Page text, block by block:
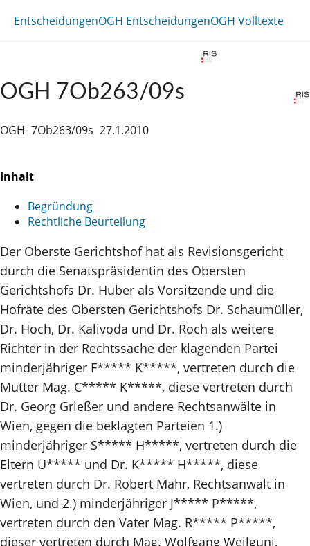
EntscheidungenOGH EntscheidungenOGH Volltexte
OGH 7Ob263/09s
OGH 7Ob263/09s 27.1.2010
Inhalt
Begründung
Rechtliche Beurteilung
Der Oberste Gerichtshof hat als Revisionsgericht
durch die Senatspräsidentin des Obersten
Gerichtshofs Dr. Huber als Vorsitzende und die
Hofräte des Obersten Gerichtshofs Dr. Schaumüller,
Dr. Hoch, Dr. Kalivoda und Dr. Roch als weitere
Richter in der Rechtssache der klagenden Partei
minderjähriger F***** K*****, vertreten durch die
Mutter Mag. C***** K*****, diese vertreten durch
Dr. Georg Grießer und andere Rechtsanwälte in
Wien, gegen die beklagten Parteien 1.)
minderjähriger S***** H*****, vertreten durch die
Eltern U***** und Dr. K***** H*****, diese
vertreten durch Dr. Robert Mahr, Rechtsanwalt in
Wien, und 2.) minderjähriger J***** P*****,
vertreten durch den Vater Mag. R***** P*****,
dieser vertreten durch Mag. Wolfgang Weilguni,